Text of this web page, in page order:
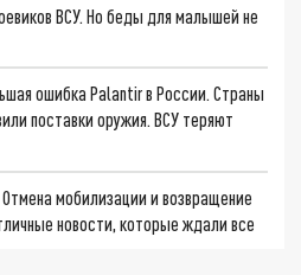
ВСУ. Но беды для малышей не
ошибка Palantir в России. Страны
поставки оружия. ВСУ теряют
мобилизации и возвращение
новости, которые ждали все